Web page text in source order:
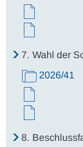
7. Wahl der
2026/41
8.